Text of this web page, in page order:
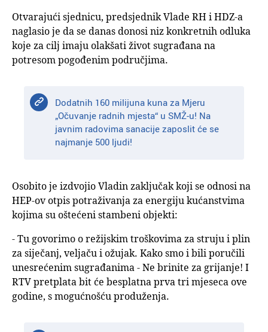
Otvarajući sjednicu, predsjednik Vlade RH i HDZ-a
naglasio je da se danas donosi niz konkretnih odluka
koje za cilj imaju olakšati život sugrađana na
potresom pogođenim područjima.
Dodatnih 160 milijuna kuna za Mjeru
„Očuvanje radnih mjesta“ u SMŽ-u! Na
javnim radovima sanacije zaposlit će se
najmanje 500 ljudi!
Osobito je izdvojio Vladin zaključak koji se odnosi na
HEP-ov otpis potraživanja za energiju kućanstvima
kojima su oštećeni stambeni objekti:
- Tu govorimo o režijskim troškovima za struju i plin
za siječanj, veljaču i ožujak. Kako smo i bili poručili
unesrećenim sugrađanima - Ne brinite za grijanje! I
RTV pretplata bit će besplatna prva tri mjeseca ove
godine, s mogućnošću produženja.